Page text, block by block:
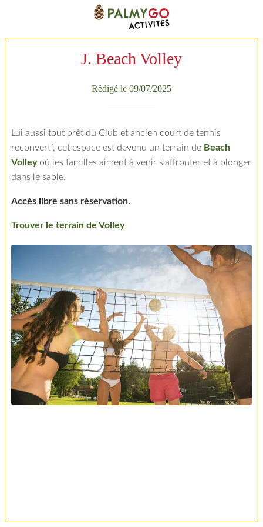
J. Beach Volley
Rédigé le 09/07/2025
Lui aussi tout prêt du Club et ancien court de tennis
reconverti, cet espace est devenu un terrain de Beach
Volley où les familles aiment à venir s'affronter et à plonger
dans le sable.
Accès libre sans réservation.
Trouver le terrain de Volley